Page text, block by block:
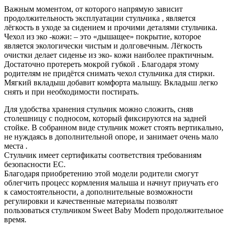
Важным моментом, от которого напрямую зависит
продолжительность эксплуатации стульчика , является
лёгкость в уходе за сидением и прочими деталями стульчика.
Чехол из эко -кожи: – это «дышащее» покрытие, которое
является экологически чистым и долговечным. Лёгкость
очистки делает сиденье из эко- кожи наиболее практичным.
Достаточно протереть мокрой губкой . Благодаря этому
родителям не придётся снимать чехол стульчика для стирки.
Мягкий вкладыш добавит комфорта малышу. Вкладыш легко
снять и при необходимости постирать.
Для удобства хранения стульчик можно сложить, сняв
столешницу с подносом, который фиксируются на задней
стойке. В собранном виде стульчик может стоять вертикально,
не нуждаясь в дополнительной опоре, и занимает очень мало
места .
Стульчик имеет сертификаты соответствия требованиям
безопасности ЕС.
Благодаря приобретению этой модели родители смогут
облегчить процесс кормления малыша и начнут приучать его
к самостоятельности, а дополнительные возможности
регулировки и качественные материалы позволят
пользоваться стульчиком Sweet Baby Modern продолжительное
время.